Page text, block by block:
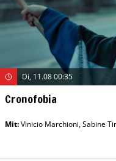
Di, 11.08 00:35
Cronofobia
Mit:Vinicio Marchioni,Sabine